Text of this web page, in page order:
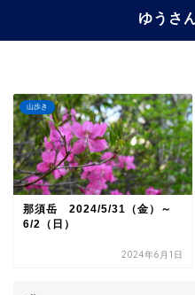
ゆうさ
山歩き
那須岳 2024/5/31（金）～
6/2（日）
2024年6月1日